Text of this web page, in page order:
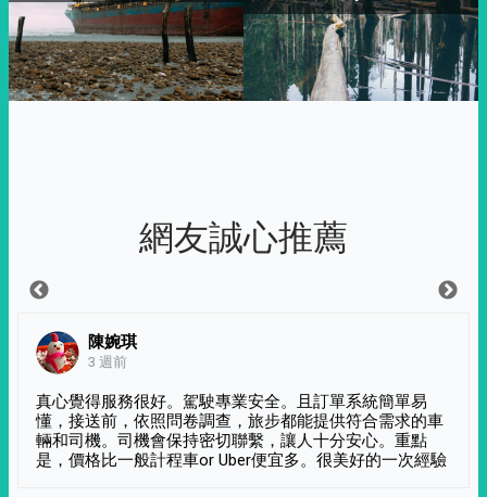
網友誠心推薦
陳婉琪
3 週前
真心覺得服務很好。駕駛專業安全。且訂單系統簡單易
懂，接送前，依照問卷調查，旅步都能提供符合需求的車
輛和司機。司機會保持密切聯繫，讓人十分安心。重點
是，價格比一般計程車or Uber便宜多。很美好的一次經驗